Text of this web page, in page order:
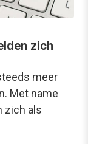
zich
meer
Met name
zich als